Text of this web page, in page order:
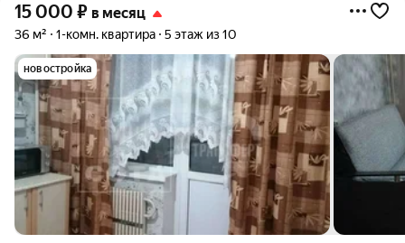
15 000 ₽ в месяц
36 м² 1-комн. квартира 5 этаж из 10
новостройка